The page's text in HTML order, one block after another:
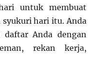
untuk membuat
hari itu. Anda
daftar Anda dengan
rekan kerja,